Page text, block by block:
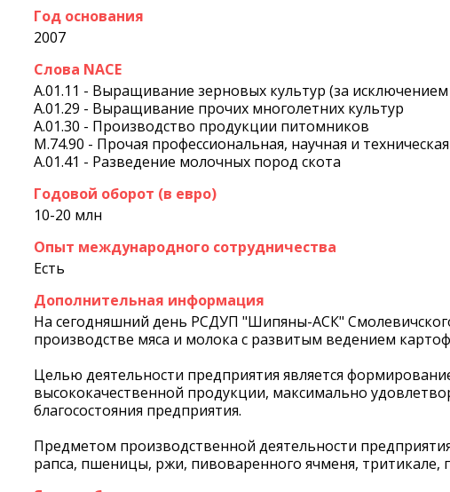
Год основания
2007
Слова NACE
A.01.11 - Выращивание зерновых культур (за
A.01.29 - Выращивание прочих многолетних культур
A.01.30 - Производство продукции питомников
M.74.90 - Прочая профессиональная, научная и
A.01.41 - Разведение молочных пород скота
Годовой оборот (в евро)
10-20 млн
Опыт международного сотрудничества
Есть
Дополнительная информация
На сегодняшний день РСДУП "Шипяны-АСК"
производстве мяса и молока с развитым ведением
Целью деятельности предприятия является
высококачественной продукции, максимально
благосостояния предприятия.
Предметом производственной деятельности
рапса, пшеницы, ржи, пивоваренного ячменя, тритикале,